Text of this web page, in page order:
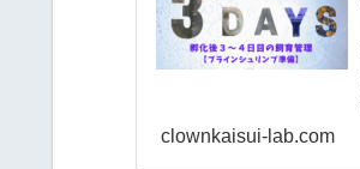
clownkaisui-lab.com